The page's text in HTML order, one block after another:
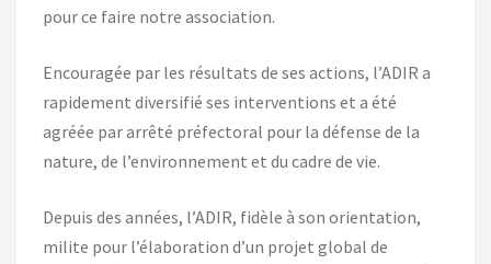
pour ce faire notre association.
Encouragée par les résultats de ses actions, l’ADIR a
rapidement diversifié ses interventions et a été
agréée par arrêté préfectoral pour la défense de la
nature, de l’environnement et du cadre de vie.
Depuis des années, l’ADIR, fidèle à son orientation,
milite pour l’élaboration d’un projet global de